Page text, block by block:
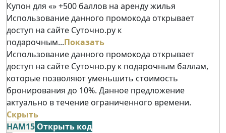
Купон для «» +500 баллов на аренду жилья
Использование данного промокода открывает
доступ на сайте Суточно.ру к
подарочным...Показать
Использование данного промокода открывает
доступ на сайте Суточно.ру к подарочным баллам,
которые позволяют уменьшить стоимость
бронирования до 10%. Данное предложение
актуально в течение ограниченного времени.
Скрыть
НАМ15 Открыть код